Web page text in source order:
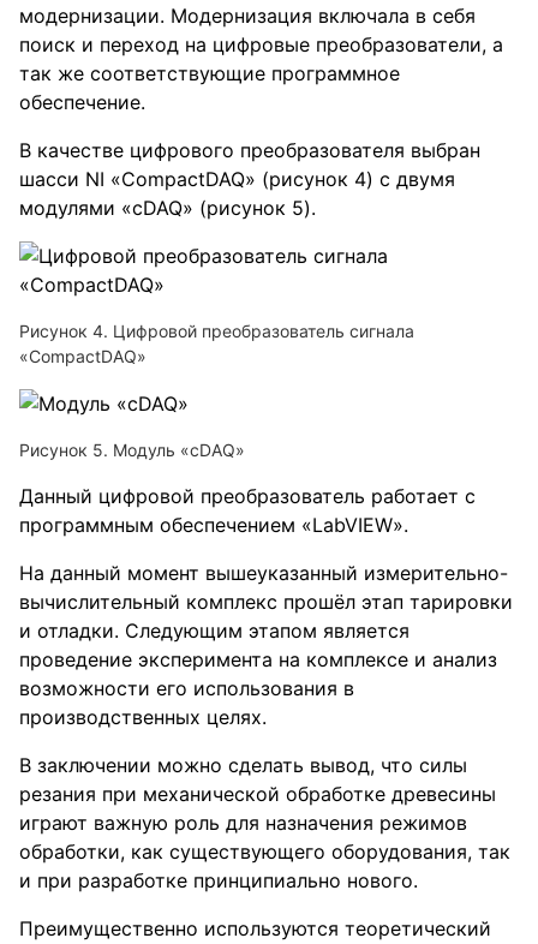
модернизации. Модернизация включала в себя
поиск и переход на цифровые преобразователи, а
так же соответствующие программное
обеспечение.
В качестве цифрового преобразователя выбран
шасси NI «CompactDAQ» (рисунок 4) с двумя
модулями «cDAQ» (рисунок 5).
Рисунок 4. Цифровой преобразователь сигнала
«CompactDAQ»
Рисунок 5. Модуль «cDAQ»
Данный цифровой преобразователь работает с
программным обеспечением «LabVIEW».
На данный момент вышеуказанный измерительно-
вычислительный комплекс прошёл этап тарировки
и отладки. Следующим этапом является
проведение эксперимента на комплексе и анализ
возможности его использования в
производственных целях.
В заключении можно сделать вывод, что силы
резания при механической обработке древесины
играют важную роль для назначения режимов
обработки, как существующего оборудования, так
и при разработке принципиально нового.
Преимущественно используются теоретический